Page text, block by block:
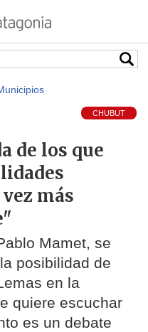
CHUBUT
de los que
más
Mamet, se
posibilidad de
en la
quiere escuchar
es un debate